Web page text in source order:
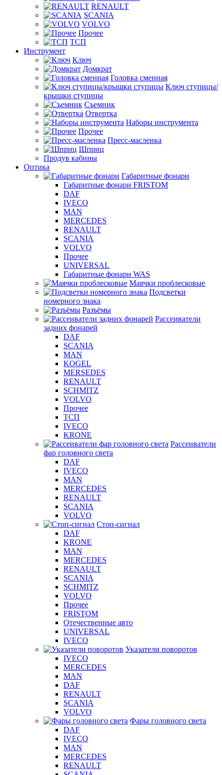
RENAULT
SCANIA
VOLVO
Прочее
ТСП
Инструмент
Ключ
Домкрат
Головка сменная
Ключ ступицы/
крышки ступицы
Съемник
Отвертка
Наборы инструмента
Прочее
Пресс-масленка
Шприц
Продув кабины
Оптика
Габаритные фонари
Габаритные фонари FRISTOM
DAF
IVECO
MAN
MERCEDES
RENAULT
SCANIA
VOLVO
Прочее
UNIVERSAL
Габаритные фонари WAS
Маячки проблесковые
Подсветки
номерного знака
Разъёмы
Рассеиватели
задних фонарей
DAF
SCANIA
MAN
KOGEL
MERSEDES
RENAULT
SCHMITZ
VOLVO
Прочее
ТСП
IVECO
KRONE
Рассеиватели
фар головного света
DAF
IVECO
MAN
MERCEDES
RENAULT
SCANIA
VOLVO
Стоп-сигнал
DAF
KRONE
MAN
MERCEDES
RENAULT
SCANIA
SCHMITZ
VOLVO
Прочее
FRISTOM
Отечественные авто
UNIVERSAL
IVECO
Указатели поворотов
IVECO
MERCEDES
MAN
DAF
RENAULT
SCANIA
VOLVO
Фары головного света
DAF
IVECO
MAN
MERCEDES
RENAULT